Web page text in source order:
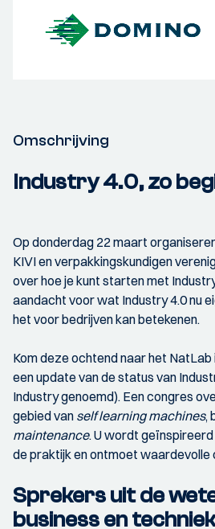
Omschrijving
Industry 4.0, zo
Op donderdag 22 maart
KIVI en verpakkingskundigen
over hoe je kunt starten met
aandacht voor wat Industry 4.0 nu
het voor bedrijven kan betekenen.
Kom deze ochtend naar het NatLab
een update van de status van
Industry genoemd). Een congres
gebied van self learning machines,
maintenance. U wordt
de praktijk en ontmoet
Sprekers uit de
business en techniek